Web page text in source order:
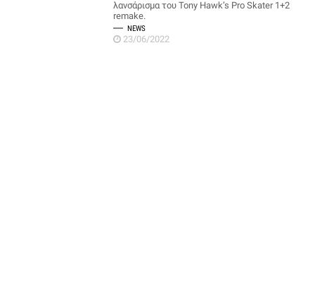
λανσάρισμα του Tony Hawk’s Pro Skater 1+2
remake.
NEWS
23/06/2022